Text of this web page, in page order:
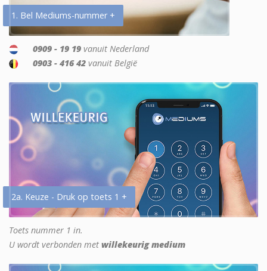
1. Bel Mediums-nummer +
0909 - 19 19 vanuit Nederland
0903 - 416 42 vanuit België
2a. Keuze - Druk op toets 1 +
Toets nummer 1 in.
U wordt verbonden met willekeurig medium